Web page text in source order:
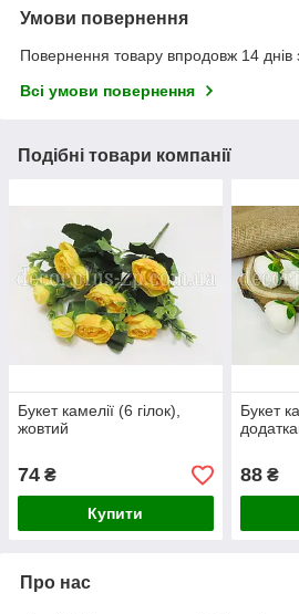
Умови повернення
Повернення товару впродовж 14 днів
Всі умови повернення
Подібні товари компанії
Букет камелії (6 гілок),
жовтий
74 ₴
Купити
Букет
88₴
Про нас